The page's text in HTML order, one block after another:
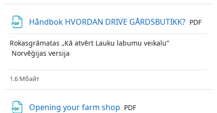
Håndbok HVORDAN DRIVE GÅRDSBUTIKK? Файл
PDF
Rokasgrāmatas „Kā atvērt Lauku labumu veikalu”
Norvēģijas versija
1.6 Мбайт
Opening your farm shop Файл
PDF